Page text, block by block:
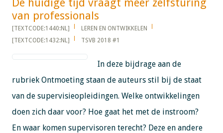
De huidige tijd vraagt meer zelfsturing
van professionals​​​​​​
[TEXTCODE:1440:NL]
LEREN EN ONTWIKKELEN
[TEXTCODE:1432:NL]
TSVB 2018 #1
In deze bijdrage aan de
rubriek Ontmoeting staan de auteurs stil bij de staat
van de supervisieopleidingen. Welke ontwikkelingen
doen zich daar voor? Hoe gaat het met de instroom?
En waar komen supervisoren terecht? Deze en andere